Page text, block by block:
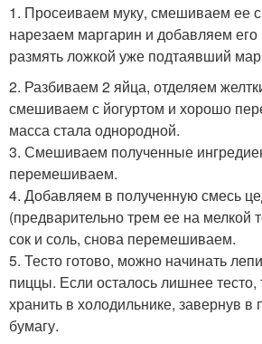
1. Просеиваем муку, смешиваем ее
нарезаем маргарин и добавляем
размять ложкой уже подтаявший
2. Разбиваем 2 яйца, отделяем
смешиваем с йогуртом и хорошо
масса стала однородной.
3. Смешиваем полученные
перемешиваем.
4. Добавляем в полученную смесь
(предварительно трем ее на мелкой
сок и соль, снова перемешиваем.
5. Тесто готово, можно начинать
пиццы. Если осталось лишнее тесто,
хранить в холодильнике, завернув в
бумагу.